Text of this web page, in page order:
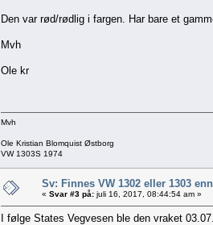
Den var rød/rødlig i fargen. Har bare et
Mvh
Ole kr
Mvh
Ole Kristian Blomquist Østborg
VW 1303S 1974
Sv: Finnes VW 1302 eller 1303
« Svar #3 på: juli 16, 2017, 08:44:54 am »
I følge States Vegvesen ble den vraket